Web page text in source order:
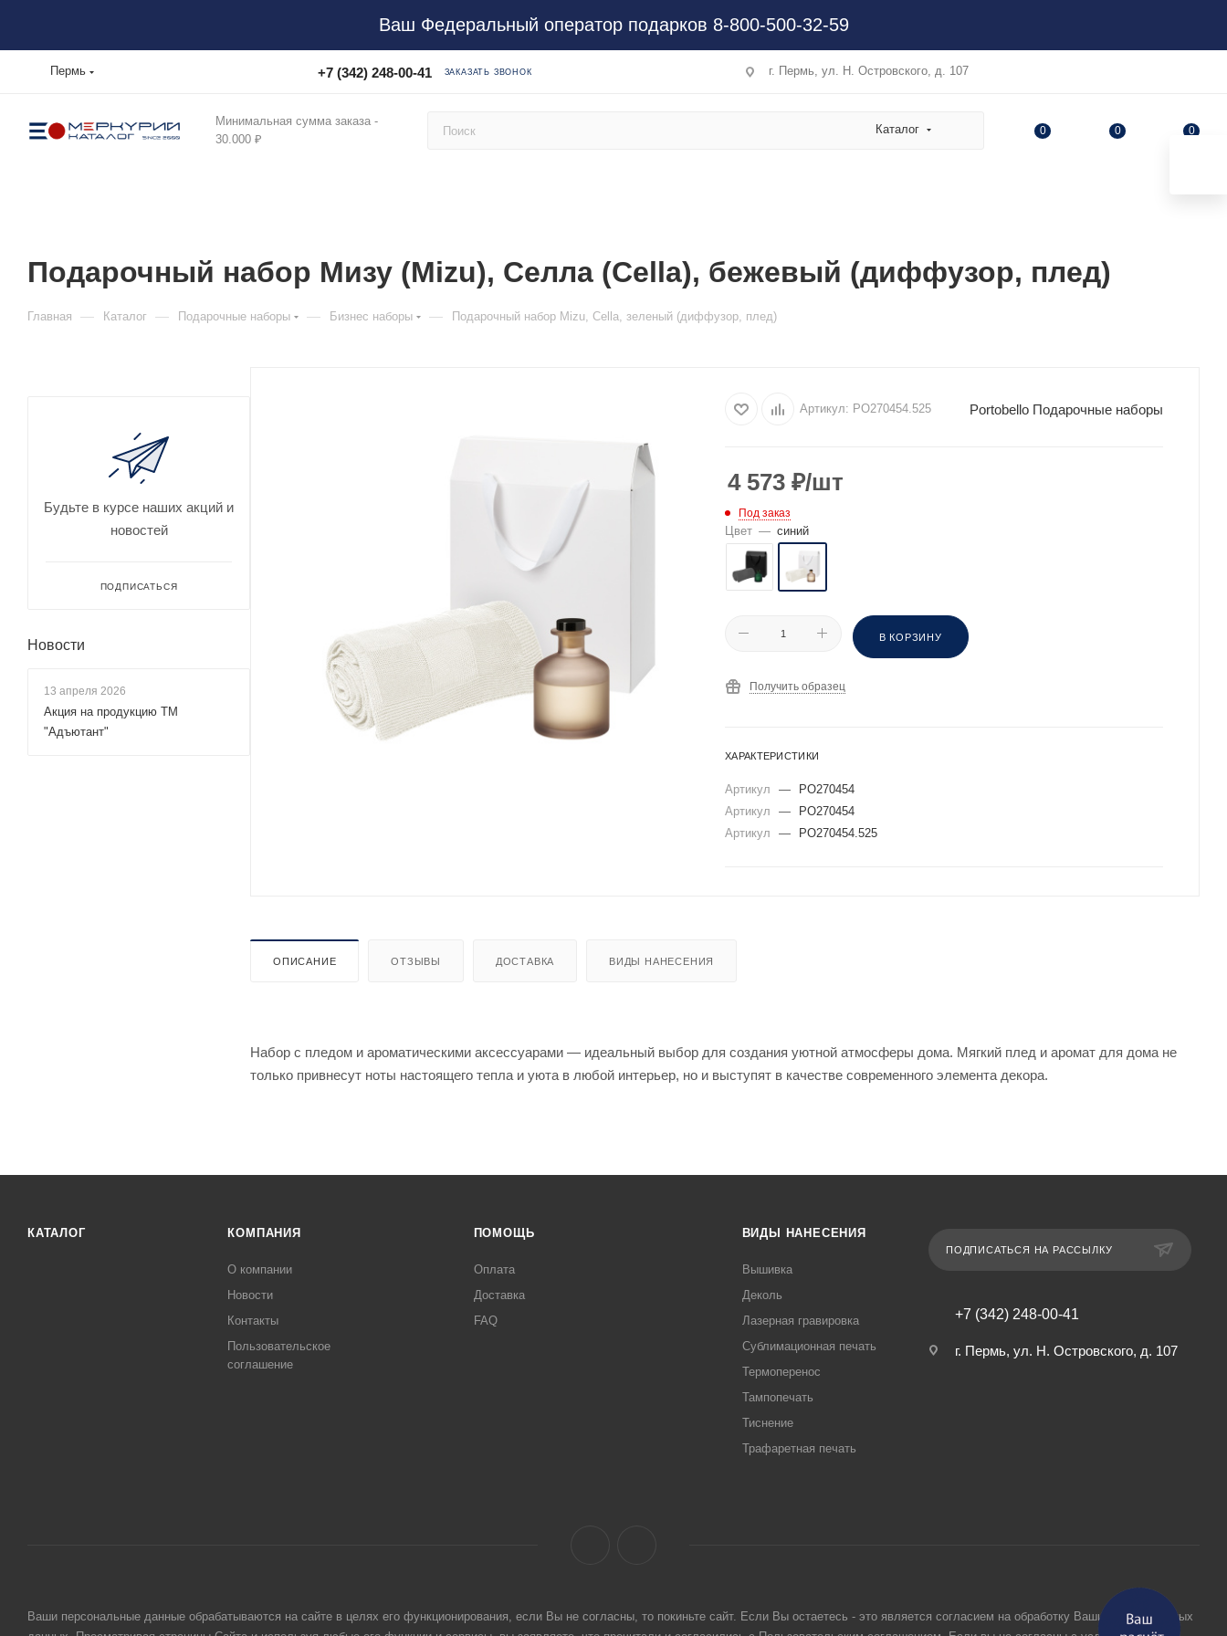
Ваш Федеральный оператор подарков 8-800-500-32-59
Пермь +7 (342) 248-00-41 ЗАКАЗАТЬ ЗВОНОК г. Пермь, ул. Н. Островского, д. 107
Минимальная сумма заказа -
30.000 ₽
Каталог 0 0 0
Подарочный набор Мизу (Mizu), Селла (Cella), бежевый (диффузор, плед)
Главная — Каталог — Подарочные наборы — Бизнес наборы — Подарочный набор Mizu, Cella, зеленый (диффузор, плед)
Артикул: PO270454.525 Portobello Подарочные наборы
4 573 ₽/шт
Под заказ
Цвет — синий
В КОРЗИНУ
Получить образец
ХАРАКТЕРИСТИКИ
Артикул —
PO270454
Артикул
—
PO270454
Артикул
— PO270454.525
ОПИСАНИЕ ОТЗЫВЫ ДОСТАВКА ВИДЫ НАНЕСЕНИЯ
Набор с пледом и ароматическими аксессуарами — идеальный выбор для создания уютной атмосферы дома. Мягкий плед и аромат для дома не
только привнесут ноты настоящего тепла и уюта в любой интерьер, но и выступят в качестве современного элемента декора.
Будьте в курсе наших акций и
новостей
ПОДПИСАТЬСЯ
Новости
13 апреля 2026
Акция на продукцию ТМ
"Адъютант"
КАТАЛОГ КОМПАНИЯ
О компании
Новости
Контакты
Пользовательское
соглашение
ПОМОЩЬ
Оплата
Доставка
FAQ
ВИДЫ НАНЕСЕНИЯ
Вышивка
Деколь
Лазерная гравировка
Сублимационная печать
Термоперенос
Тампопечать
Тиснение
Трафаретная печать
ПОДПИСАТЬСЯ НА РАССЫЛКУ
+7 (342) 248-00-41
г. Пермь, ул. Н. Островского, д. 107
Ваши персональные данные обрабатываются на сайте в целях его функционирования, если Вы не согласны, то покиньте сайт. Если Вы остаетесь - это является согласием на обработку Ваших персональных